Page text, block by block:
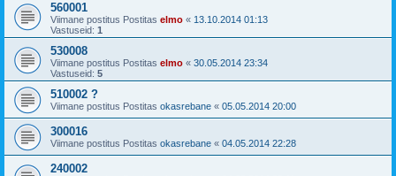
560001
Viimane postitus Postitas elmo « 13.10.2014 01:13
Vastuseid: 1
530008
Viimane postitus Postitas elmo « 30.05.2014 23:34
Vastuseid: 5
510002 ?
Viimane postitus Postitas okasrebane « 05.05.2014 20:00
300016
Viimane postitus Postitas okasrebane « 04.05.2014 22:28
240002